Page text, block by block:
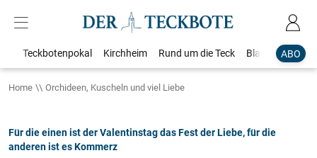
ABO
Teckbotenpokal Kirchheim Rund um die Teck Blaulicht
Home Orchideen, Kuscheln und viel Liebe
Für die einen ist der Valentinstag das Fest der Liebe, für die
anderen ist es Kommerz